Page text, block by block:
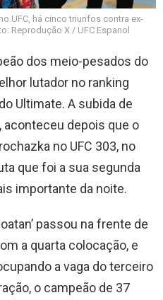
UFC, há cinco triunfos contra ex-
Reprodução X / UFC Espanol
dos meio-pesados do
lutador no ranking
Ultimate. A subida de
depois que o
no UFC 303, no
que foi a sua segunda
importante da noite.
passou na frente de
a quarta colocação, e
a vaga do terceiro
o campeão de 37